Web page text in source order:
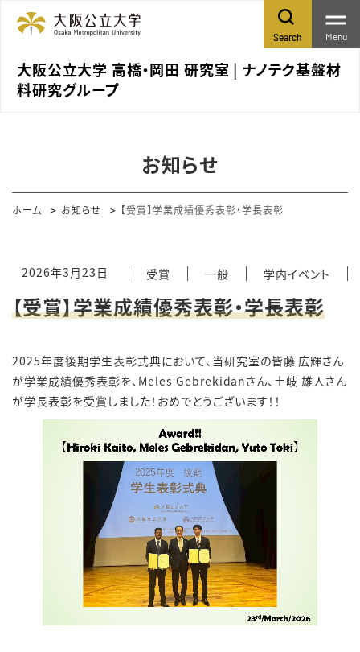
大阪公立大学 高橋・岡田 研究室 | ナノテク基盤材
料研究グループ
Search Menu
お知らせ
ホーム お知らせ 【受賞】学業成績優秀表彰・学長表彰
2026年3月23日 受賞 一般 学内イベント
【受賞】学業成績優秀表彰・学長表彰
2025年度後期学生表彰式典において、当研究室の皆藤 広輝さん
が学業成績優秀表彰を、Meles Gebrekidanさん、土岐 雄人さん
が学長表彰を受賞しました！おめでとうございます！！